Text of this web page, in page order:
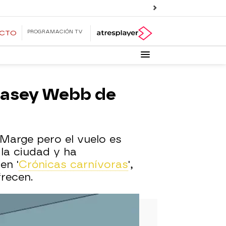
PROGRAMACIÓN TV
Webb de
pero el vuelo es
ciudad y ha
'Crónicas carnívoras',